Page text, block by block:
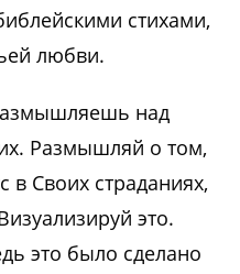
стихами,
любви.
над
Размышляй о том,
в Своих страданиях,
это.
это было сделано